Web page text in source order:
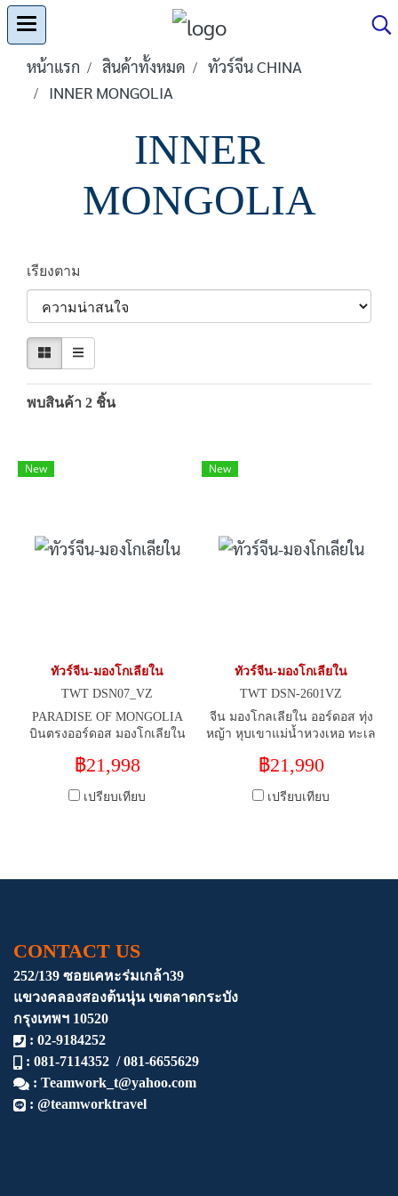
หน้าแรก สินค้าทั้งหมด
ทัวร์จีน CHINA
INNER MONGOLIA
INNER
MONGOLIA
เรียงตาม
พบสินค้า 2 ชิ้น
New
ทัวร์จีน-มองโกเลียใน
TWT DSN07_VZ
PARADISE OF MONGOLIA
บินตรงออร์ดอส มองโกเลียใน
JUN-OCT 2026
฿21,998
เปรียบเทียบ
New
ทัวร์จีน-มองโกเลียใน
TWT DSN-2601VZ
จีน มองโกลเลียใน ออร์ดอส ทุ่ง
หญ้า หุบเขาแม่น้ำหวงเหอ ทะเล
ขี่อูฐ) 5 วัน 4 คืน
฿21,990
เปรียบเทียบ
CONTACT US
252/139 ซอยเคหะร่มเกล้า39
แขวงคลองสองต้นนุ่น เขตลาดกระบัง
กรุงเทพฯ 10520
: 02-9184252
: 081-7114352 / 081-6655629
: Teamwork_t@yahoo.com
: @teamworktravel